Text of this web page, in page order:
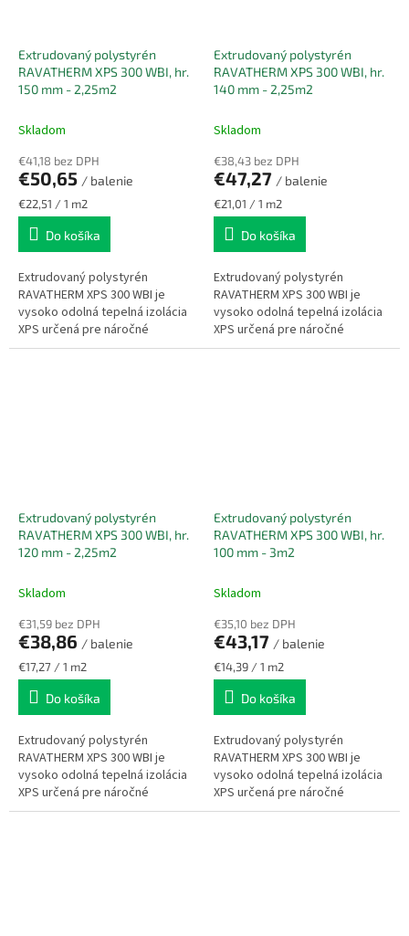
Extrudovaný polystyrén
RAVATHERM XPS 300 WBI, hr.
150 mm - 2,25m2
Skladom
€41,18 bez DPH
€50,65 / balenie
Jednotková
cena:
€22,51 / 1 m2
Do košíka
Extrudovaný polystyrén
RAVATHERM XPS 300 WBI je
vysoko odolná tepelná izolácia
XPS určená pre náročné
stavebné aplikácie so
Extrudovaný polystyrén
RAVATHERM XPS 300 WBI, hr.
140 mm - 2,25m2
Skladom
€38,43 bez DPH
€47,27 / balenie
Jednotková
cena:
€21,01 / 1 m2
Do košíka
Extrudovaný polystyrén
RAVATHERM XPS 300 WBI je
vysoko odolná tepelná izolácia
XPS určená pre náročné
stavebné aplikácie so
Extrudovaný polystyrén
RAVATHERM XPS 300 WBI, hr.
120 mm - 2,25m2
Skladom
€31,59 bez DPH
€38,86 / balenie
Jednotková
cena:
€17,27 / 1 m2
Do košíka
Extrudovaný polystyrén
RAVATHERM XPS 300 WBI je
vysoko odolná tepelná izolácia
XPS určená pre náročné
stavebné aplikácie so
Extrudovaný polystyrén
RAVATHERM XPS 300 WBI, hr.
100 mm - 3m2
Skladom
€35,10 bez DPH
€43,17 / balenie
Jednotková
cena:
€14,39 / 1 m2
Do košíka
Extrudovaný polystyrén
RAVATHERM XPS 300 WBI je
vysoko odolná tepelná izolácia
XPS určená pre náročné
stavebné aplikácie so